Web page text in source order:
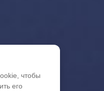
чтобы
его